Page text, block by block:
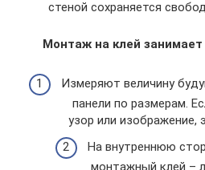
стеной сохраняется
Монтаж на клей
Измеряют величину
панели по размерам.
узор или изображение,
На внутреннюю
монтажный клей –